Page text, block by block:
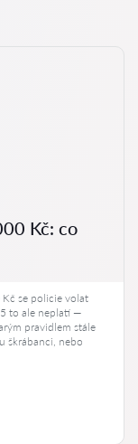
Kč: co
se policie volat
to ale neplatí —
pravidlem stále
škrábanci, nebo